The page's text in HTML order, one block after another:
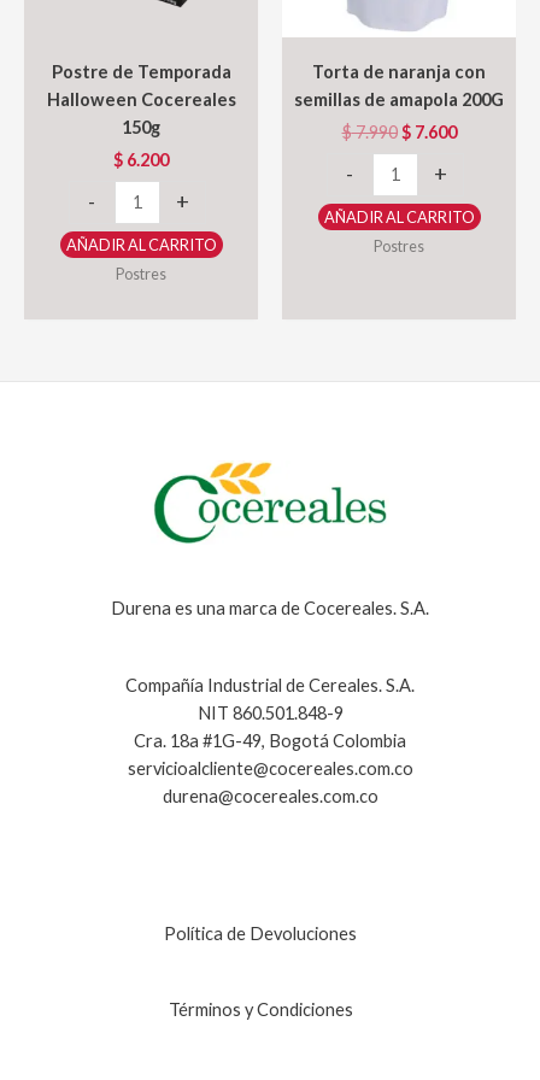
Postre de Temporada
Halloween Cocereales
150g
$ 6.200
-
Temporada
Halloween
+
AÑADIR AL CARRITO
Postres
Torta de naranja con
semillas de amapola 200G
$7.990 Original
price
was:
$ 7.990.
$7.600Current
-
naranja
cantidad
+
AÑADIR AL CARRITO
Postres
Durena es una marca de Cocereales. S.A.
Compañía Industrial de Cereales. S.A.
NIT 860.501.848-9
Cra. 18a #1G-49, Bogotá Colombia
servicioalcliente@cocereales.com.co
durena@cocereales.com.co
Política de Devoluciones
Términos y Condiciones